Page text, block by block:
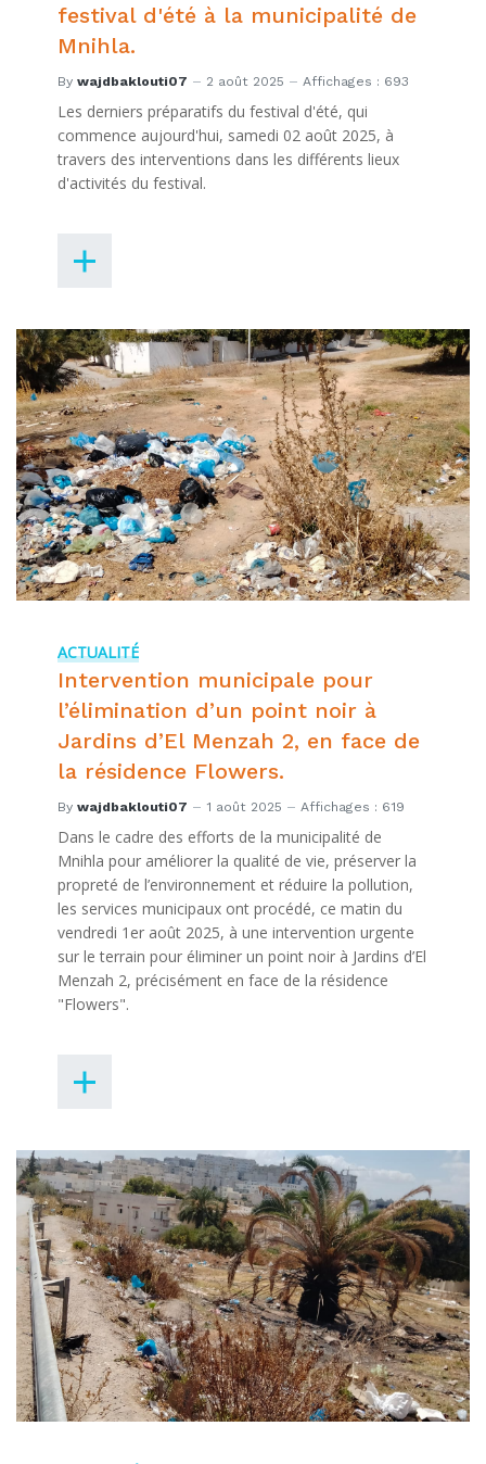
festival d'été à la municipalité de
Mnihla.
By wajdbaklouti07 2 août 2025 Affichages : 693
Les derniers préparatifs du festival d'été, qui
commence aujourd'hui, samedi 02 août 2025, à
travers des interventions dans les différents lieux
d'activités du festival.
ACTUALITÉ
Intervention municipale pour
l’élimination d’un point noir à
Jardins d’El Menzah 2, en face de
la résidence Flowers.
By wajdbaklouti07 1 août 2025 Affichages : 619
Dans le cadre des efforts de la municipalité de
Mnihla pour améliorer la qualité de vie, préserver la
propreté de l’environnement et réduire la pollution,
les services municipaux ont procédé, ce matin du
vendredi 1er août 2025, à une intervention urgente
sur le terrain pour éliminer un point noir à Jardins d’El
Menzah 2, précisément en face de la résidence
"Flowers".